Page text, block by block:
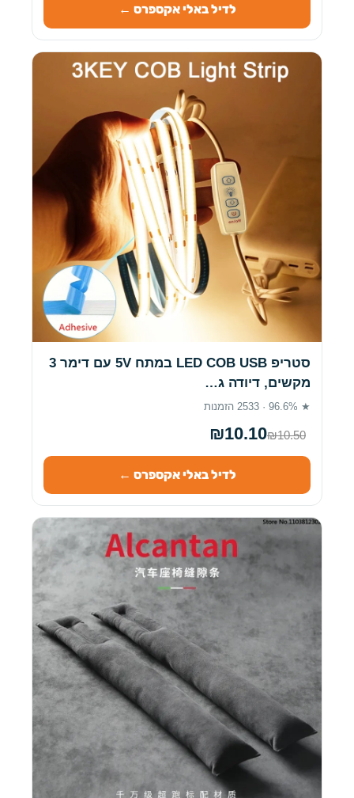
לדיל באלי אקספרס ←
סטריפ LED COB USB במתח 5V עם דימר 3
מקשים, דיודה ג…
★ 96.6% · 2533 הזמנות
₪10.10₪10.50
לדיל באלי אקספרס ←